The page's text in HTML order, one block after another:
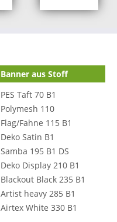
Banner aus Stoff
PES Taft 70 B1
Polymesh 110
Flag/Fahne 115 B1
Deko Satin B1
Samba 195 B1 DS
Deko Display 210 B1
Blackout Black 235 B1
Artist heavy 285 B1
Airtex White 330 B1